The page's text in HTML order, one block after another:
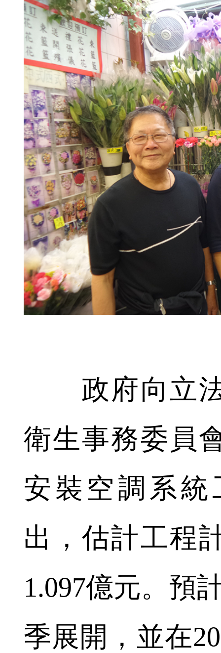
政府向立法
衛生事務委員
安裝空調系
出，估計工程
1.097億元。預
季展開，並在